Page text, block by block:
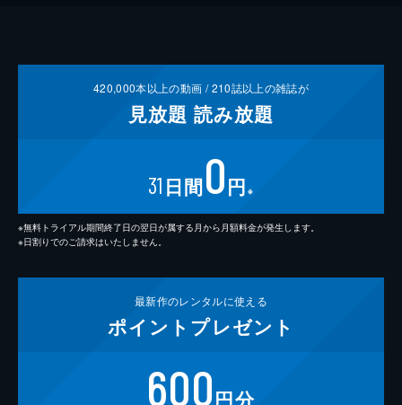
420,000本以上の動画 /210誌以上の雑誌が
見放題 読み放題
31 日間0円 ※
※無料トライアル期間終了日の翌日が属する月から月額料金が発生します。
※日割りでのご請求はいたしません。
最新作のレンタルに使える
ポイント プレゼント
600円分